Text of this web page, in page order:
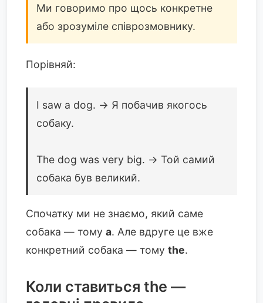
Ми говоримо про щось конкретне
або зрозуміле співрозмовнику.
Порівняй:
I saw a dog. → Я побачив якогось
собаку.
The dog was very big. → Той самий
собака був великий.
Спочатку ми не знаємо, який саме
собака — тому a. Але вдруге це вже
конкретний собака — тому the.
Коли ставиться the —